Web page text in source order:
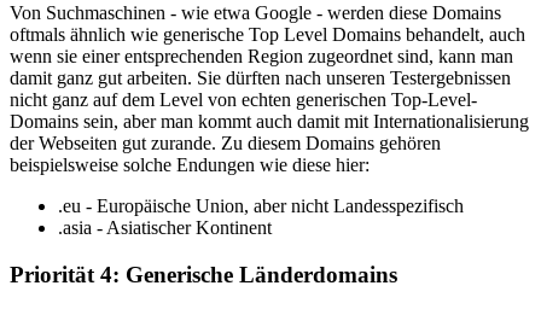
Von Suchmaschinen - wie etwa Google - werden diese Domains
oftmals ähnlich wie generische Top Level Domains behandelt, auch
wenn sie einer entsprechenden Region zugeordnet sind, kann man
damit ganz gut arbeiten. Sie dürften nach unseren Testergebnissen
nicht ganz auf dem Level von echten generischen Top-Level-
Domains sein, aber man kommt auch damit mit Internationalisierung
der Webseiten gut zurande. Zu diesem Domains gehören
beispielsweise solche Endungen wie diese hier:
.eu - Europäische Union, aber nicht Landesspezifisch
.asia - Asiatischer Kontinent
Priorität 4: Generische Länderdomains